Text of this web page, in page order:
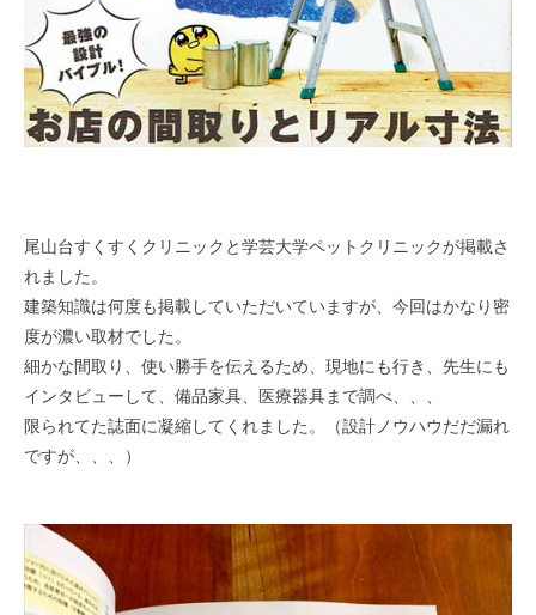
尾山台すくすくクリニックと学芸大学ペットクリニックが掲載さ
れました。
建築知識は何度も掲載していただいていますが、今回はかなり密
度が濃い取材でした。
細かな間取り、使い勝手を伝えるため、現地にも行き、先生にも
インタビューして、備品家具、医療器具まで調べ、、、
限られてた誌面に凝縮してくれました。（設計ノウハウだだ漏れ
ですが、、、）